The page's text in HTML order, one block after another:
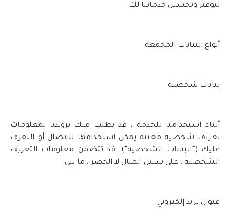
لتوفير وتحسين خدماتنا لك.
أنواع البيانات المجمعة
بيانات شخصية
أثناء استخدامنا للخدمة ، قد نطلب منك تزويدنا بمعلومات
تعريف شخصية معينة يمكن استخدامها للاتصال أو التعرف
عليك (“البيانات الشخصية”). قد تتضمن معلومات التعريف
الشخصية ، على سبيل المثال لا الحصر ، ما يلي:
عنوان بريد إلكتروني